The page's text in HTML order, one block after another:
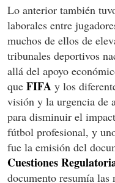
Lo anterior también
laborales entre
muchos de ellos de
tribunales deportivos
allá del apoyo
que FIFA y los
visión y la urgencia de
para disminuir el
fútbol profesional, y
fue la emisión del
Cuestiones
documento resumía las